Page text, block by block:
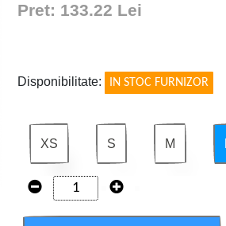
Pret: 133.22 Lei
Disponibilitate: IN STOC FURNIZOR
XS S M